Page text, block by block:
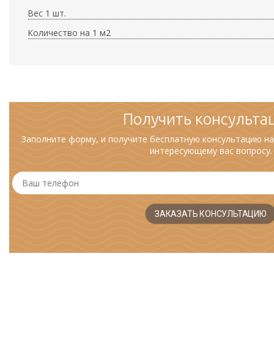
Вес 1 шт.
Количество на 1 м2
Получить
Заполните форму, и получите бесплатную консультацию
интересующему вас вопросу.
ЗАКАЗАТЬ КОНСУЛЬТАЦИЮ